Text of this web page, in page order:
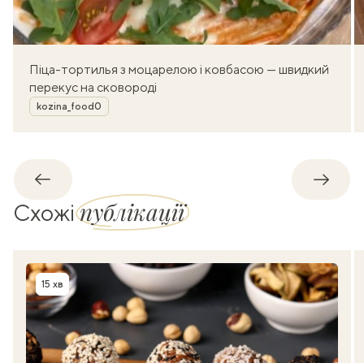
Піца-тортилья з моцарелою і ковбасою — швидкий
перекус на сковороді
Автор
kozina_food0
Назад
Схожіпублікації
Час приготування
15 хв